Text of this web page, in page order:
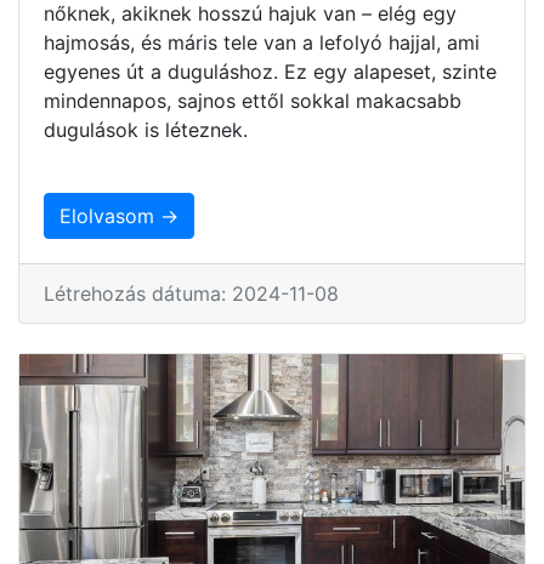
nőknek, akiknek hosszú hajuk van – elég egy
hajmosás, és máris tele van a lefolyó hajjal, ami
egyenes út a duguláshoz. Ez egy alapeset, szinte
mindennapos, sajnos ettől sokkal makacsabb
dugulások is léteznek.
Elolvasom →
Létrehozás dátuma: 2024-11-08